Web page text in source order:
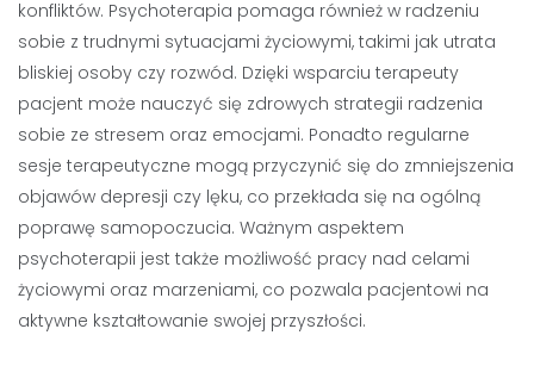
konfliktów. Psychoterapia pomaga również w radzeniu
sobie z trudnymi sytuacjami życiowymi, takimi jak utrata
bliskiej osoby czy rozwód. Dzięki wsparciu terapeuty
pacjent może nauczyć się zdrowych strategii radzenia
sobie ze stresem oraz emocjami. Ponadto regularne
sesje terapeutyczne mogą przyczynić się do zmniejszenia
objawów depresji czy lęku, co przekłada się na ogólną
poprawę samopoczucia. Ważnym aspektem
psychoterapii jest także możliwość pracy nad celami
życiowymi oraz marzeniami, co pozwala pacjentowi na
aktywne kształtowanie swojej przyszłości.